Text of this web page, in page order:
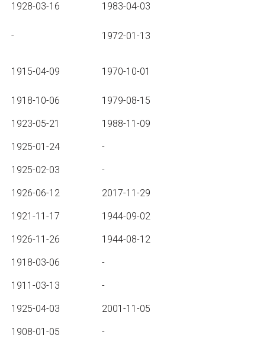
1928-03-16
1983-04-03
- 1972-01-13
1915-04-09 1970-10-01
1918-10-06 1979-08-15
1923-05-21 1988-11-09
1925-01-24 -
1925-02-03 -
1926-06-12 2017-11-29
1921-11-17 1944-09-02
1926-11-26 1944-08-12
1918-03-06 -
1911-03-13 -
1925-04-03 2001-11-05
1908-01-05 -